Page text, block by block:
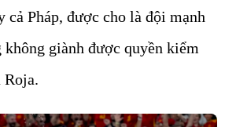
cả Pháp, được cho là đội mạnh
không giành được quyền kiểm
Roja.